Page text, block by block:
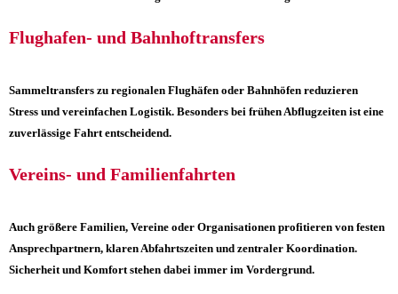
Flughafen- und Bahnhoftransfers
Sammeltransfers zu regionalen Flughäfen oder Bahnhöfen reduzieren
Stress und vereinfachen Logistik. Besonders bei frühen Abflugzeiten ist eine
zuverlässige Fahrt entscheidend.
Vereins- und Familienfahrten
Auch größere Familien, Vereine oder Organisationen profitieren von festen
Ansprechpartnern, klaren Abfahrtszeiten und zentraler Koordination.
Sicherheit und Komfort stehen dabei immer im Vordergrund.